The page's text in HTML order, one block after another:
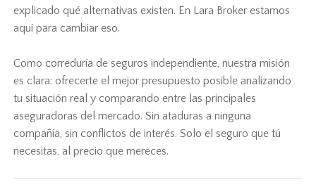
explicado qué alternativas existen. En Lara Broker estamos
aquí para cambiar eso.
Como correduría de seguros independiente, nuestra misión
es clara: ofrecerte el mejor presupuesto posible analizando
tu situación real y comparando entre las principales
aseguradoras del mercado. Sin ataduras a ninguna
compañía, sin conflictos de interés. Solo el seguro que tú
necesitas, al precio que mereces.